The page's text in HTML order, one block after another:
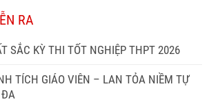
RA
SẮC KỲ THI TỐT NGHIỆP THPT 2026
TÍCH GIÁO VIÊN – LAN TỎA NIỀM TỰ